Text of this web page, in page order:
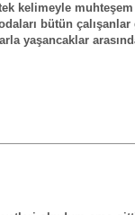
kelimeyle
bütün
yaşancaklar